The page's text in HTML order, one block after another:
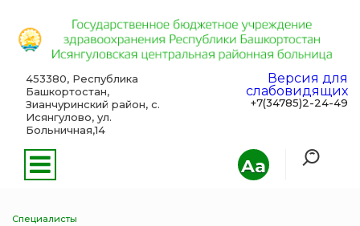
Aa
453380, Республика
Башкортостан,
Зианчуринский район, с.
Исянгулово, ул.
Больничная,14
Версия для
слабовидящих
+7(34785)2-24-49
Специалисты